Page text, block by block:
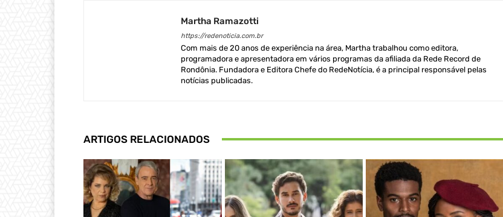
Martha Ramazotti
https://redenoticia.com.br
Com mais de 20 anos de experiência na área, Martha trabalhou como editora,
programadora e apresentadora em vários programas da afiliada da Rede Record de
Rondônia. Fundadora e Editora Chefe do RedeNotícia, é a principal responsável pelas
notícias publicadas.
ARTIGOS RELACIONADOS